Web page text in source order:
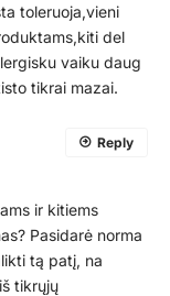
toleruoja,vieni
del
vaiku daug
tikrai mazai.
ir kitiems
Pasidarė norma
tą patį, na
tikrųjų
Reply